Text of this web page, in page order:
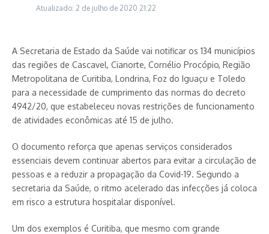
Atualizado: 2 de julho de 2020 21:22
A Secretaria de Estado da Saúde vai notificar os 134 municípios
das regiões de Cascavel, Cianorte, Cornélio Procópio, Região
Metropolitana de Curitiba, Londrina, Foz do Iguaçu e Toledo
para a necessidade de cumprimento das normas do decreto
4942/20, que estabeleceu novas restrições de funcionamento
de atividades econômicas até 15 de julho.
O documento reforça que apenas serviços considerados
essenciais devem continuar abertos para evitar a circulação de
pessoas e a reduzir a propagação da Covid-19. Segundo a
secretaria da Saúde, o ritmo acelerado das infecções já coloca
em risco a estrutura hospitalar disponível.
Um dos exemplos é Curitiba, que mesmo com grande